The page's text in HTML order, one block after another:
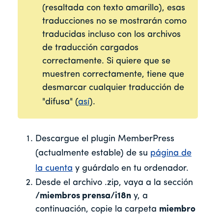
(resaltada con texto amarillo), esas
traducciones no se mostrarán como
traducidas incluso con los archivos
de traducción cargados
correctamente. Si quiere que se
muestren correctamente, tiene que
desmarcar cualquier traducción de
"difusa" (así).
Descargue el plugin MemberPress
(actualmente estable) de su página de
la cuenta y guárdalo en tu ordenador.
Desde el archivo .zip, vaya a la sección
/miembros prensa/i18n y, a
continuación, copie la carpeta miembro